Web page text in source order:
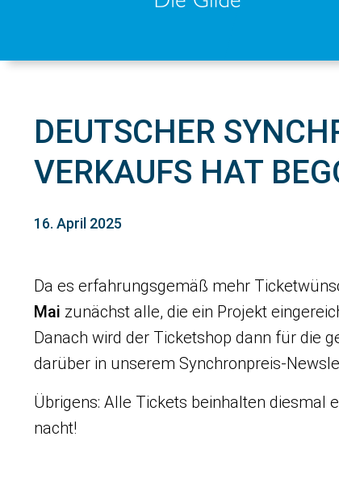
DEUTSCHER
VERKAUFS HAT
16. April 2025
Da es erfahrungsgemäß mehr
Mai zunächst alle, die ein Projekt
Danach wird der Ticketshop dann für die
darüber in unserem Synchronpreis-
Übrigens: Alle Tickets beinhalten diesmal
nacht!